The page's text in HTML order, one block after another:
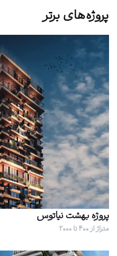
پروژه‌های برتر
پروژه بهشت نیاتوس
متراژ از 400 تا 2000